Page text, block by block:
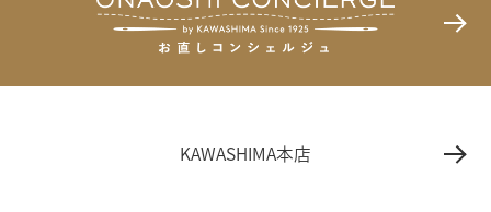
KAWASHIMA本店